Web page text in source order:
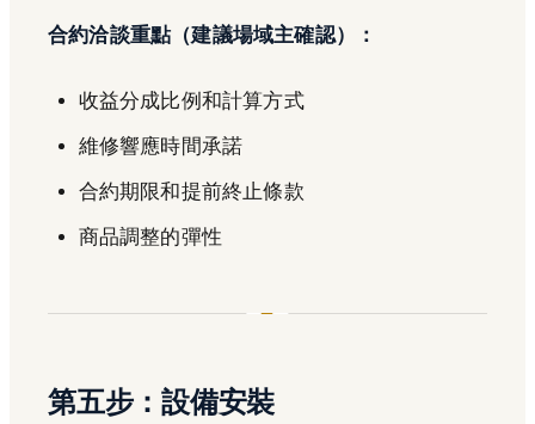
合約洽談重點（建議場域主確認）：
收益分成比例和計算方式
維修響應時間承諾
合約期限和提前終止條款
商品調整的彈性
第五步：設備安裝